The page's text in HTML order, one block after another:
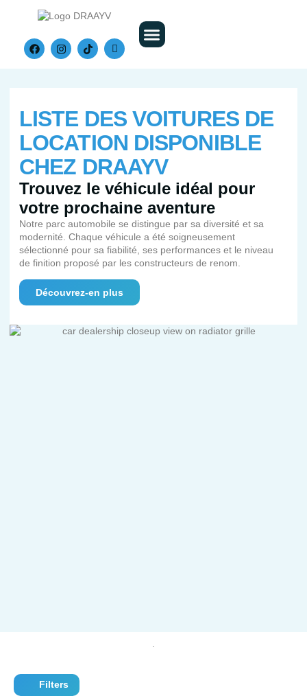
LISTE DES VOITURES DE
LOCATION DISPONIBLE
CHEZ DRAAYV
Trouvez le véhicule idéal pour
votre prochaine aventure
Notre parc automobile se distingue par sa diversité et sa
modernité. Chaque véhicule a été soigneusement
sélectionné pour sa fiabilité, ses performances et le niveau
de finition proposé par les constructeurs de renom.
Découvrez-en plus
Filters